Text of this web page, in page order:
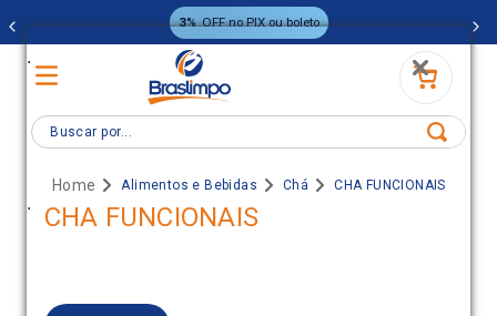
.
.
3%OFF no PIX ou boleto
Buscar por...
Alimentos e Bebidas Chá CHA FUNCIONAIS
CHA FUNCIONAIS